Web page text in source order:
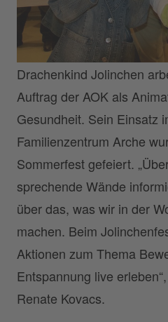
Drachenkind Jolinchen
Auftrag der AOK als
Gesundheit. Sein Einsatz
Familienzentrum Arche
Sommerfest gefeiert.
sprechende Wände
über das, was wir in der
machen. Beim
Aktionen zum Thema
Entspannung live
Renate Kovacs.